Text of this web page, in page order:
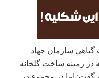
گیاهی سازمان جهاد
در زمینه ساخت گلخانه